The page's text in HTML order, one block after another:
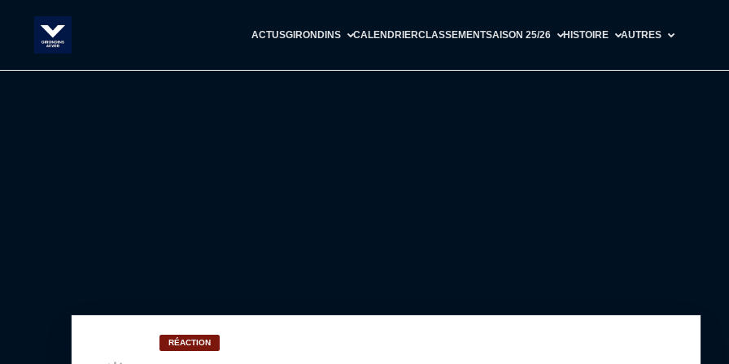
ACTUSGIRONDINS CALENDRIERCLASSEMENTSAISON 25/26 HISTOIRE AUTRES
RÉACTION